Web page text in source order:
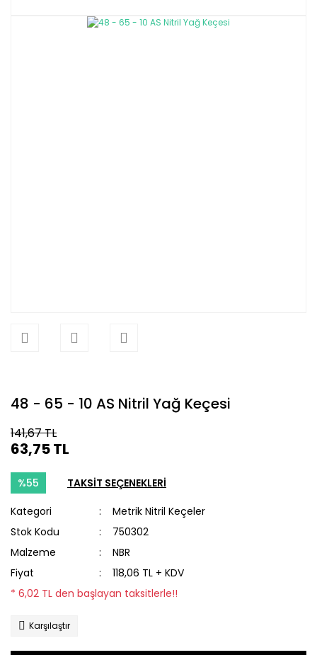
48 - 65 - 10 AS Nitril Yağ Keçesi
141,67 TL
63,75 TL
%55 TAKSİT SEÇENEKLERİ
Kategori
Metrik Nitril Keçeler
Stok Kodu
750302
Malzeme
NBR
Fiyat
118,06 TL + KDV
* 6,02 TL den başlayan taksitlerle!!
Karşılaştır